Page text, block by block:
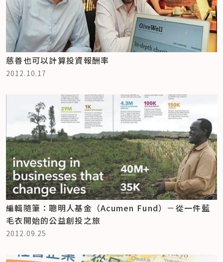
慈善也可以計算投資報酬率
2012.10.17
編輯隨筆：聰明人基金（Acumen Fund）－從一件藍
毛衣開始的公益創投之旅
2012.09.25